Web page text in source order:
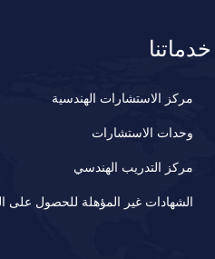
خدماتنا
مركز الاستشارات الهندسية
وحدات الاستشارات
مركز التدريب الهندسي
الشهادات غير المؤهلة للحصول على